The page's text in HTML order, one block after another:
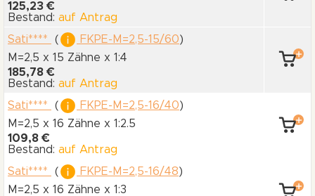
125,23 €
Bestand: auf Antrag
Sati****
( FKPE-M=2,5-15/60)
M=2,5 x 15 Zähne x 1:4
185,78 €
Bestand: auf Antrag
Sati****
( FKPE-M=2,5-16/40)
M=2,5 x 16 Zähne x 1:2.5
109,8 €
Bestand: auf Antrag
Sati****
( FKPE-M=2,5-16/48)
M=2,5 x 16 Zähne x 1:3